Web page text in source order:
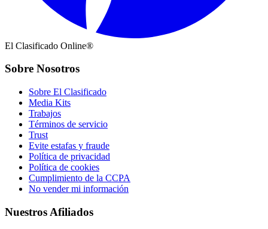
El Clasificado Online®
Sobre Nosotros
Sobre El Clasificado
Media Kits
Trabajos
Términos de servicio
Trust
Evite estafas y fraude
Política de privacidad
Política de cookies
Cumplimiento de la CCPA
No vender mi información
Nuestros Afiliados